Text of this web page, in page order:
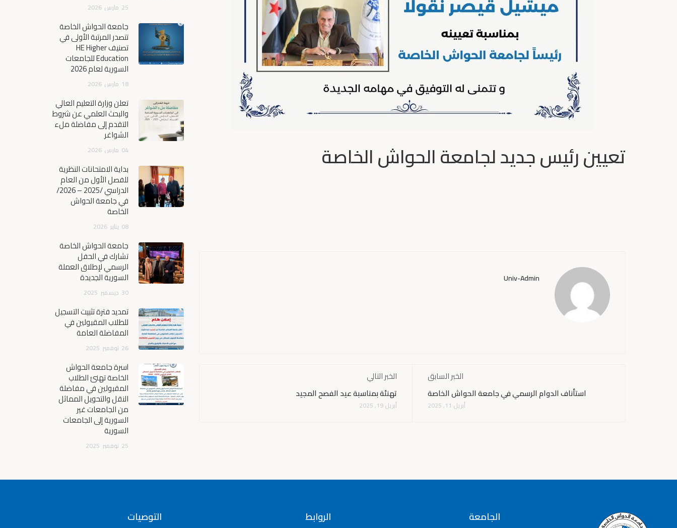
تعيين رئيس جديد لجامعة الحواش الخاصة
Univ-Admin
الخبر السابق
استأناف الدوام الرسمي في جامعة الحواش الخاصة
أبريل 11, 2025
الخبر التالي
تهنئة بمناسبة عيد الفصح المجيد
أبريل 19, 2025
25 مارس 2026
جامعة الحواش الخاصة
تتصدر المرتبة الأولى في
تصنيف HE Higher
Education للجامعات
السورية لعام 2026
18 مارس 2026
تعلن وزارة التعليم العالي
والبحث العلمي عن شروط
التقدم إلى مفاضلة ملء
الشواغر
04 مارس 2026
بداية الامتحانات النظرية
للفصل الأول من العام
الدراسي /2025 – 2026/
في جامعة الحواش
الخاصة
08 يناير 2026
جامعة الحواش الخاصة
تشارك في الحفل
الرسمي لإطلاق العملة
السورية الجديدة
30 ديسمبر 2025
تمديد فترة تثبيت التسجيل
للطلاب المقبولين في
المفاضلة العامة
26 نوفمبر 2025
أسرة جامعة الحواش
الخاصة تهنئ الطلاب
المقبولين في مفاضلة
النقل والتحويل المماثل
من الجامعات غير
السورية إلى الجامعات
السورية
25 نوفمبر 2025
الجامعة الروابط التوصيات